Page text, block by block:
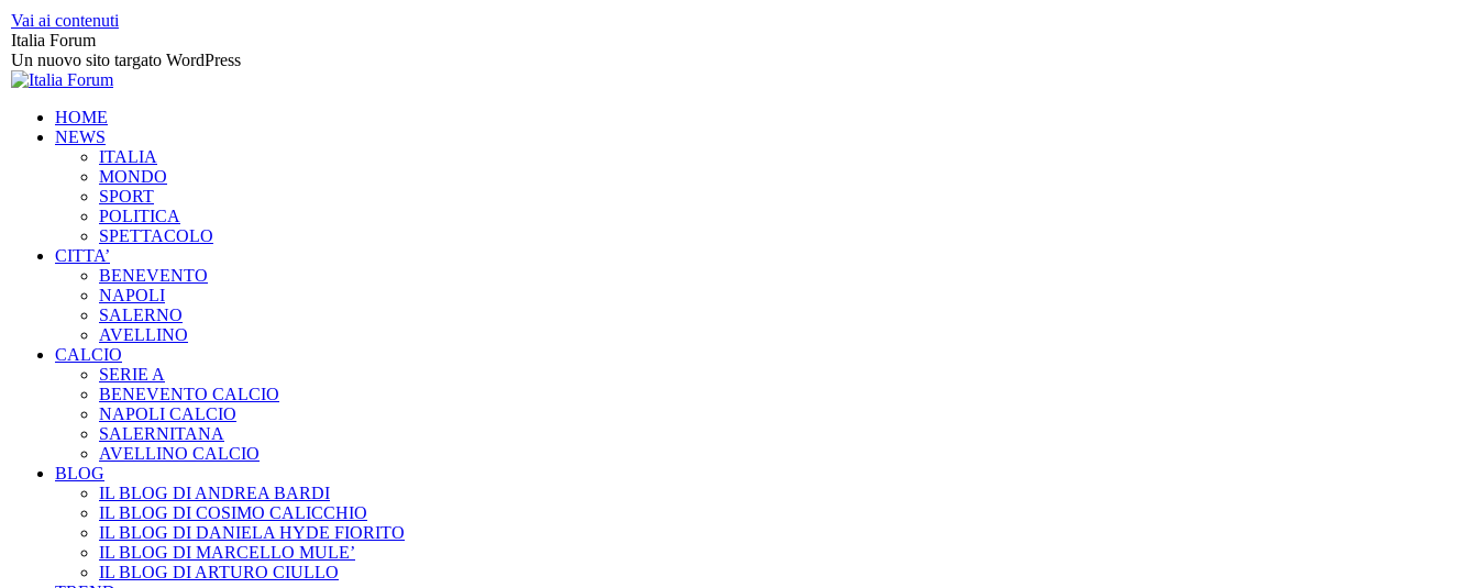
Vai ai contenuti
Italia Forum
Un nuovo sito targato WordPress
HOME
NEWS
ITALIA
MONDO
SPORT
POLITICA
SPETTACOLO
CITTA’
BENEVENTO
NAPOLI
SALERNO
AVELLINO
CALCIO
SERIE A
BENEVENTO CALCIO
NAPOLI CALCIO
SALERNITANA
AVELLINO CALCIO
BLOG
IL BLOG DI ANDREA BARDI
IL BLOG DI COSIMO CALICCHIO
IL BLOG DI DANIELA HYDE FIORITO
IL BLOG DI MARCELLO MULE’
IL BLOG DI ARTURO CIULLO